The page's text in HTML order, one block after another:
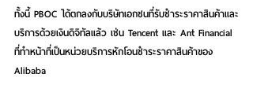
ทั้งนี้ PBOC ได้ตกลงกับบริษัทเอกชนที่รับชำระราคาสินค้าและ
บริการด้วยเงินดิจิทัลแล้ว เช่น Tencent และ Ant Financial
ที่ทำหน้าที่เป็นหน่วยบริการหักโอนชำระราคาสินค้าของ
Alibaba